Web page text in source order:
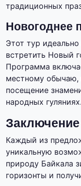
традиционных
Новогоднее
Этот тур
встретить Новый
Программа
местному обычаю,
посещение
народных гуляниях.
Заключение
Каждый из
уникальную
природу Байкала
горизонты и